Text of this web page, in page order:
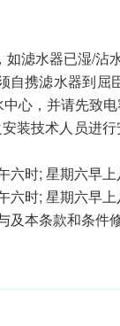
滤水器已湿/沾
携滤水器到
心，并请先致
装技术人员进
时; 星期六早上
时; 星期六早
本条款和条件